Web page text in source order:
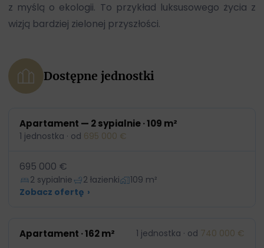
z myślą o ekologii. To przykład luksusowego życia z
wizją bardziej zielonej przyszłości.
Dostępne jednostki
Apartament — 2 sypialnie · 109 m²
1 jednostka · od 695 000 €
695 000 €
2 sypialnie 2 łazienki
109 m²
Zobacz ofertę ›
Apartament · 162 m² 1 jednostka · od 740 000 €